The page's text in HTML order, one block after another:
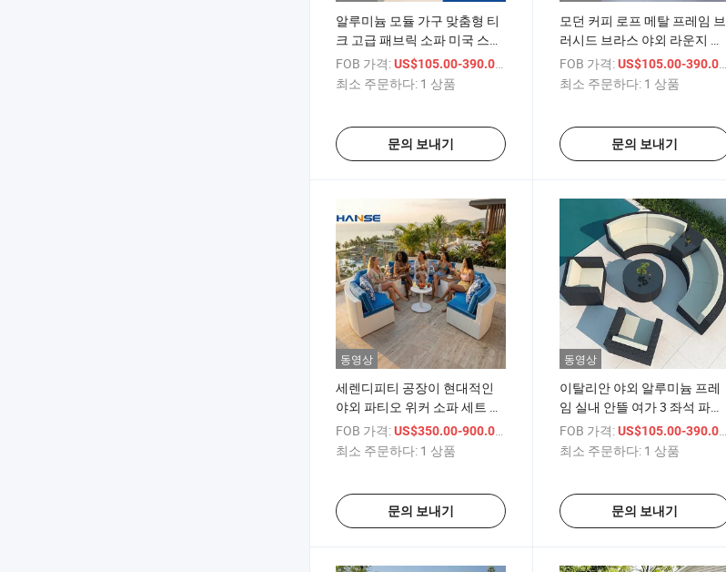
알루미늄 모듈 가구 맞춤형 티
크 고급 패브릭 소파 미국 스타
일 섹셔널 수제
FOB 가격:US$105.00-390.00
최소 주문하다: 1 상품
문의 보내기
모던 커피 로프 메탈 프레임 브
러시드 브라스 야외 라운지 소
파 마당 여가 의자 야외 휴식 정
원 라탄 / 위커 야외 가구 정원
FOB 가격: US$105.00-390.00
최소 주문하다: 1 상품
문의 보내기
동영상
세렌디피티 공장이 현대적인
야외 파티오 위커 소파 세트 디
자인을 판매합니다. 현대적인
야외 가구 파티오
FOB 가격:US$350.00-900.00
최소 주문하다: 1 상품
문의 보내기
동영상
이탈리안 야외 알루미늄 프레
임 실내 안뜰 여가 3 좌석 파티
오 가구 짜여진 라탄 소파 세트
FOB 가격: US$105.00-390.00
최소 주문하다: 1 상품
문의 보내기